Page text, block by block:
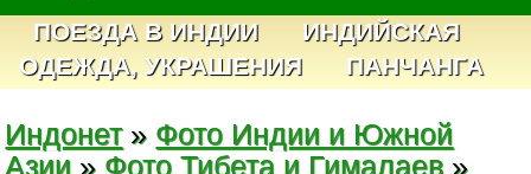
ПОЕЗДА В ИНДИИ
ИНДИЙСКАЯ
ОДЕЖДА, УКРАШЕНИЯ
ПАНЧАНГА
Индонет» Фото Индии и Южной
Азии » Фото Тибета и Гималаев»